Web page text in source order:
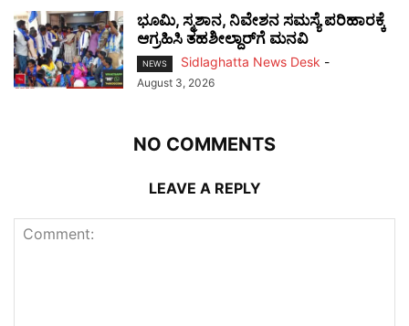
ಭೂಮಿ, ಸ್ಮಶಾನ, ನಿವೇಶನ ಸಮಸ್ಯೆ ಪರಿಹಾರಕ್ಕೆ
ಆಗ್ರಹಿಸಿ ತಹಶೀಲ್ದಾರ್‌ಗೆ ಮನವಿ
NEWS Sidlaghatta News Desk -
August 3, 2026
NO COMMENTS
LEAVE A REPLY